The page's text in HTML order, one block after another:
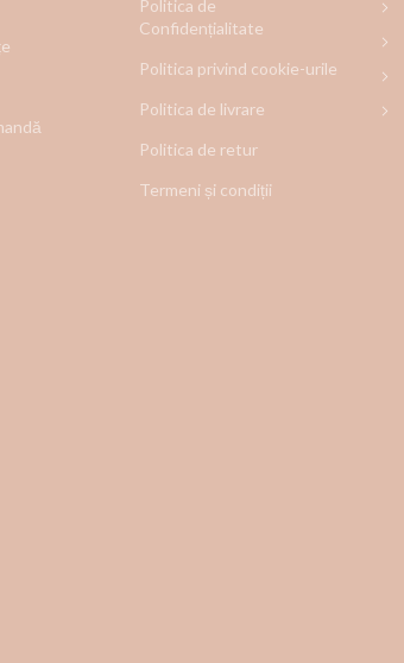
Politica de
Confidențialitate
Politica privind cookie-urile
Politica de livrare
Politica de retur
Termeni și condiții